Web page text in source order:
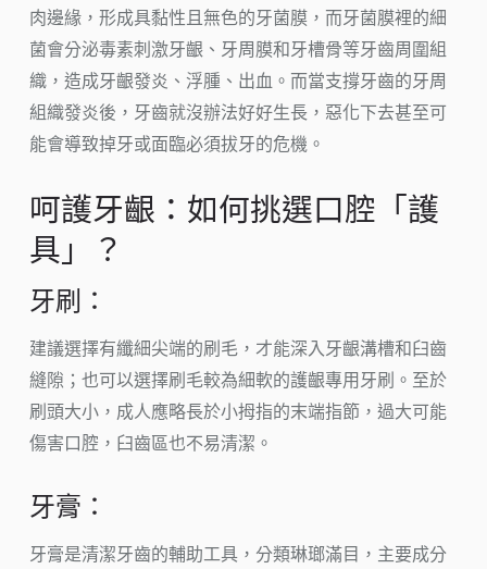
肉邊緣，形成具黏性且無色的牙菌膜，而牙菌膜裡的細
菌會分泌毒素刺激牙齦、牙周膜和牙槽骨等牙齒周圍組
織，造成牙齦發炎、浮腫、出血。而當支撐牙齒的牙周
組織發炎後，牙齒就沒辦法好好生長，惡化下去甚至可
能會導致掉牙或面臨必須拔牙的危機。
呵護牙齦：如何挑選口腔「護
具」？
牙刷：
建議選擇有纖細尖端的刷毛，才能深入牙齦溝槽和臼齒
縫隙；也可以選擇刷毛較為細軟的護齦專用牙刷。至於
刷頭大小，成人應略長於小拇指的末端指節，過大可能
傷害口腔，臼齒區也不易清潔。
牙膏：
牙膏是清潔牙齒的輔助工具，分類琳瑯滿目，主要成分